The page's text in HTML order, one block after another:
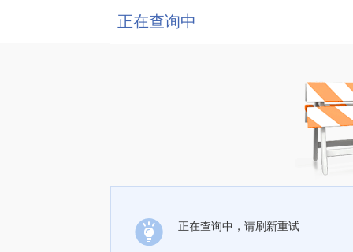
正在查询中
正在查询中，请刷新重试